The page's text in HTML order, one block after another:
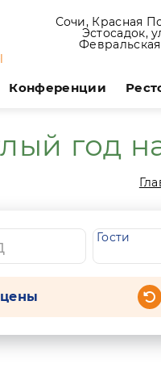
Сочи, Красная
Эстосадок,
Конференции
год
Гости